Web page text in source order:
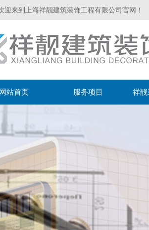
迎来到上海祥靓建筑装饰工程有限公司官网！
网站首页 服务项目 祥